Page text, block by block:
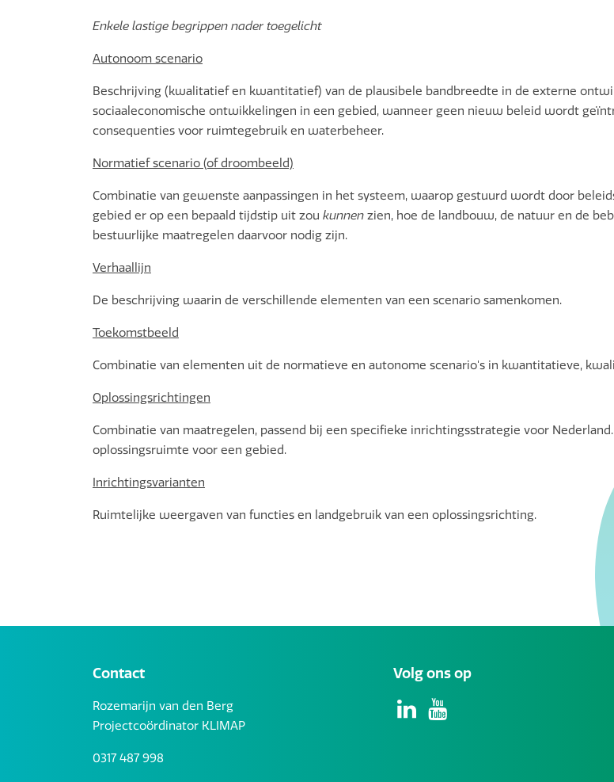
Enkele lastige begrippen nader toegelicht
Autonoom scenario
Beschrijving (kwalitatief en kwantitatief) van de plausibele bandbreedte in de externe
sociaaleconomische ontwikkelingen in een gebied, wanneer geen nieuw beleid wordt
consequenties voor ruimtegebruik en waterbeheer.
Normatief scenario (of droombeeld)
Combinatie van gewenste aanpassingen in het systeem, waarop gestuurd wordt door
gebied er op een bepaald tijdstip uit zou kunnen zien, hoe de landbouw, de natuur en de
bestuurlijke maatregelen daarvoor nodig zijn.
Verhaallijn
De beschrijving waarin de verschillende elementen van een scenario samenkomen.
Toekomstbeeld
Combinatie van elementen uit de normatieve en autonome scenario's in kwantitatieve,
Oplossingsrichtingen
Combinatie van maatregelen, passend bij een specifieke inrichtingsstrategie voor
oplossingsruimte voor een gebied.
Inrichtingsvarianten
Ruimtelijke weergaven van functies en landgebruik van een oplossingsrichting.
Contact
Rozemarijn van den Berg
Projectcoördinator KLIMAP
0317 487 998
Volg ons op